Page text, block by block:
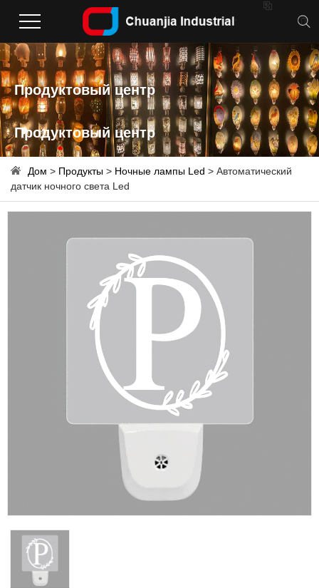

Продуктовый центр
Продуктовый центр
Дом > Продукты > Ночные лампы Led > Автоматический
датчик ночного света Led